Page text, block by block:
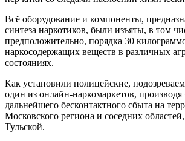
Всё оборудование и компоненты,
синтеза наркотиков, были изъяты, в том
предположительно, порядка 30
наркосодержащих веществ в различных
состояниях.
Как установили полицейские,
один из онлайн-наркомаркетов, производя
дальнейшего бесконтактного сбыта на
Московского региона и соседних
Тульской.